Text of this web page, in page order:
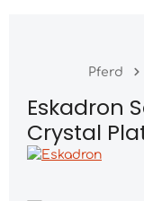
Pferd
Eskadron
Crystal